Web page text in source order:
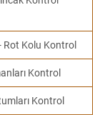
Rot Kolu Kontrol
Kontrol
Kontrol